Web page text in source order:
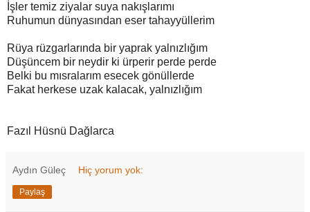
İşler temiz ziyalar suya nakışlarımı
Ruhumun dünyasından eser tahayyüllerim
Rüya rüzgarlarında bir yaprak yalnızlığım
Düşüncem bir neydir ki ürperir perde perde
Belki bu mısralarım esecek gönüllerde
Fakat herkese uzak kalacak, yalnızlığım
Fazıl Hüsnü Dağlarca
Aydın Güleç Hiç yorum yok:
Paylaş